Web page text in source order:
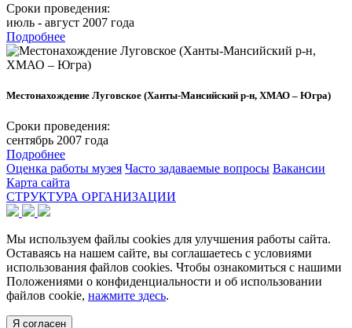
Сроки проведения:
июль - август 2007 года
Подробнее
Местонахождение Луговское (Ханты-Мансийский р-н, ХМАО – Югра)
Сроки проведения:
сентябрь 2007 года
Подробнее
Оценка работы музея Часто задаваемые вопросы Вакансии
Карта сайта
СТРУКТУРА ОРГАНИЗАЦИИ
Мы используем файлы cookies для улучшения работы сайта.
Оставаясь на нашем сайте, вы соглашаетесь с условиями
использования файлов cookies. Чтобы ознакомиться с нашими
Положениями о конфиденциальности и об использовании
файлов cookie, нажмите здесь.
Я согласен